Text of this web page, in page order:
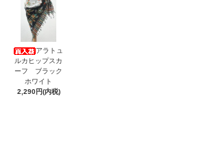
アラトュ
ルカヒップスカ
ーフ ブラック
ホワイト
2,290円(内税)